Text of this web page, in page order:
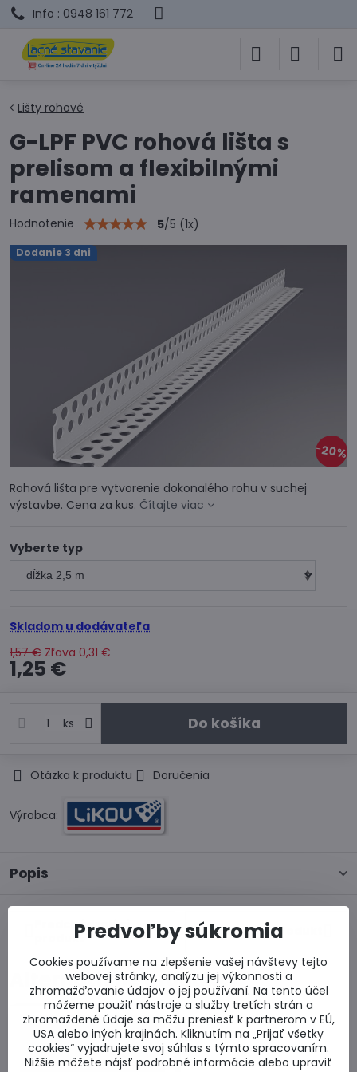
Info : 0948 161 772
Dodanie 3 dni
20%
Lišty rohové
G-LPF PVC rohová lišta s
prelisom a flexibilnými
ramenami
Hodnotenie 5/5 (1x)
Rohová lišta pre vytvorenie dokonalého rohu v suchej
výstavbe. Cena za kus. Čítajte viac
Vyberte typ
Skladom u dodávateľa
1,57 € Zľava 0,31 €
1,25 €
ks Do košíka
Otázka k produktu Doručenia
Výrobca:
Popis
Predchádzajúci
produkt
Nasledujúci produkt
Alternatívne produkty
Predvoľby súkromia
Cookies používame na zlepšenie vašej návštevy tejto
webovej stránky, analýzu jej výkonnosti a
zhromažďovanie údajov o jej používaní. Na tento účel
môžeme použiť nástroje a služby tretích strán a
zhromaždené údaje sa môžu preniesť k partnerom v EÚ,
USA alebo iných krajinách. Kliknutím na „Prijať všetky
cookies“ vyjadrujete svoj súhlas s týmto spracovaním.
Nižšie môžete nájsť podrobné informácie alebo upraviť